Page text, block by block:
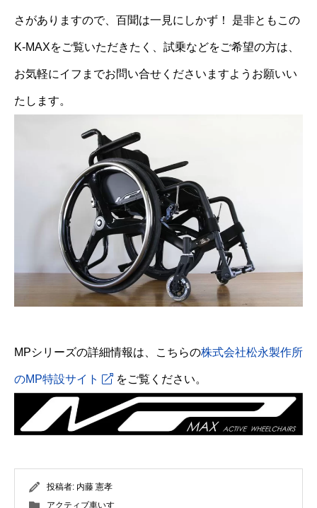
さがありますので、百聞は一見にしかず！ 是非ともこの
K-MAXをご覧いただきたく、試乗などをご希望の方は、
お気軽にイフまでお問い合せくださいますようお願いい
たします。
MPシリーズの詳細情報は、こちらの株式会社松永製作所
のMP特設サイト をご覧ください。
投稿者: 内藤 憲孝
アクティブ車いす